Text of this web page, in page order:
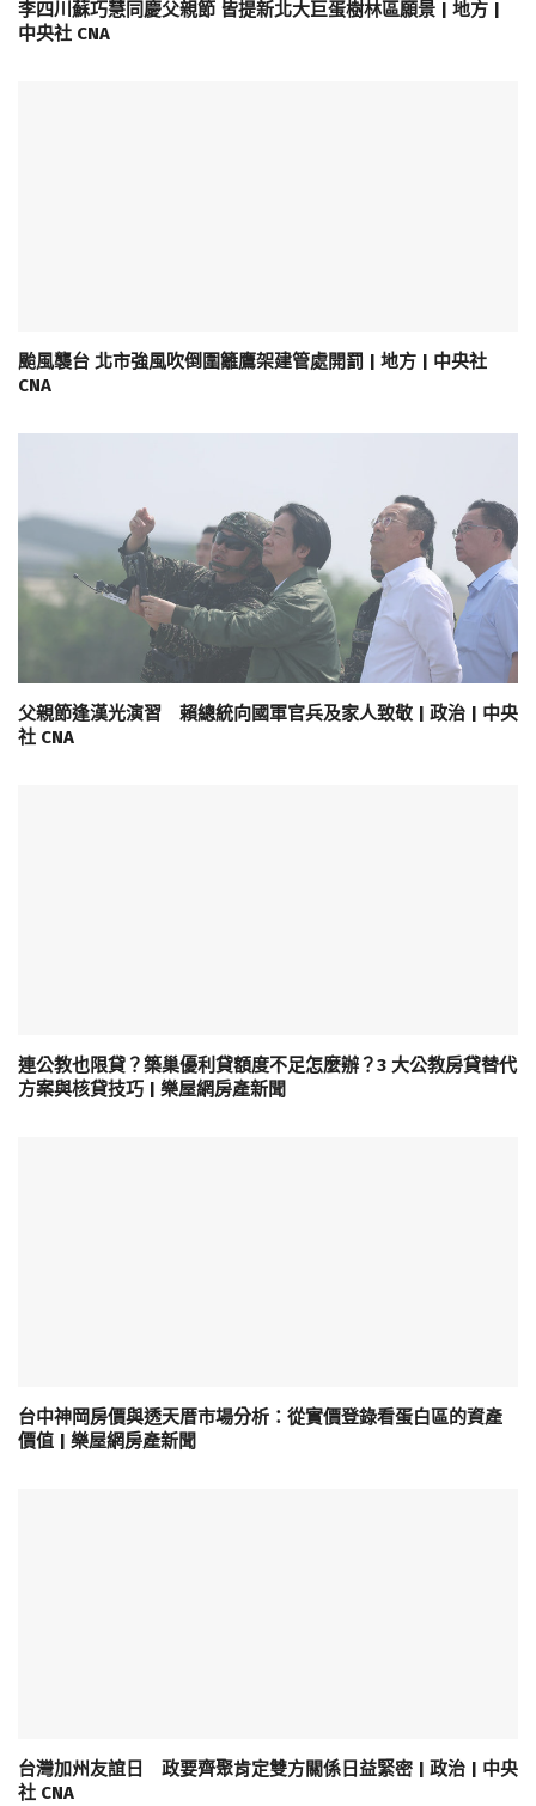
李四川蘇巧慧同慶父親節 皆提新北大巨蛋樹林區願景 | 地方 |
中央社 CNA
颱風襲台 北市強風吹倒圍籬鷹架建管處開罰 | 地方 | 中央社
CNA
父親節逢漢光演習 賴總統向國軍官兵及家人致敬 | 政治 | 中央
社 CNA
連公教也限貸？築巢優利貸額度不足怎麼辦？3 大公教房貸替代
方案與核貸技巧 | 樂屋網房產新聞
台中神岡房價與透天厝市場分析：從實價登錄看蛋白區的資產
價值 | 樂屋網房產新聞
台灣加州友誼日 政要齊聚肯定雙方關係日益緊密 | 政治 | 中央
社 CNA